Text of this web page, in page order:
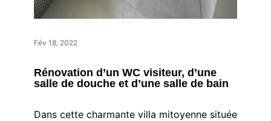
Rénovation d’un WC visiteur, d’une
salle de douche et d’une salle de bain
Fév 18, 2022
Dans cette charmante villa mitoyenne située